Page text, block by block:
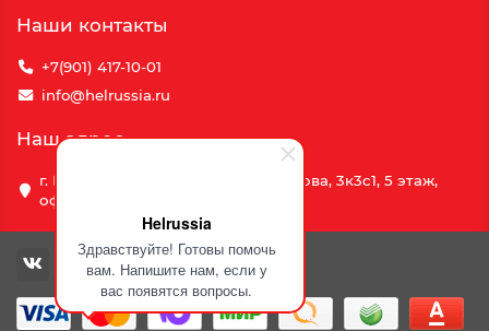
Helrussia
Здравствуйте! Готовы помочь
вам. Напишите нам, если у
вас появятся вопросы.
Наши контакты
+7(901) 417-10-01
info@helrussia.ru
Наш адрес
г. Москва, улица Василия Петушкова, 3к3c1, 5 этаж,
офис 69